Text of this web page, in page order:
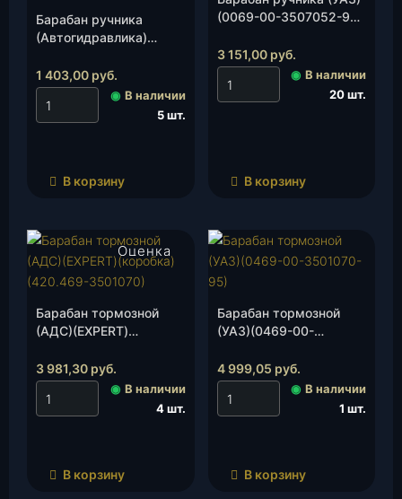
Барабан ручника
(Автогидравлика)
шт.
1 403,00 руб.
◉ В наличии
5 шт.
В корзину
(0069-00-3507052-95),
3 151,00 руб.
◉ В наличии
20 шт.
В корзину
Барабан тормозной
(АДС)(EXPERT)
3501070), шт.
Оценка
4.00из 5
3 981,30 руб.
◉ В наличии
4 шт.
В корзину
Барабан тормозной
(УАЗ)(0469-00-
4 999,05 руб.
◉ В наличии
1 шт.
В корзину